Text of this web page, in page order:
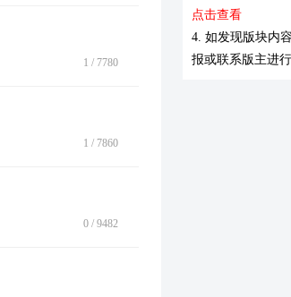
1 / 7780
1 / 7860
0 / 9482
点击查看
4. 如发现版块内
报或联系版主进行